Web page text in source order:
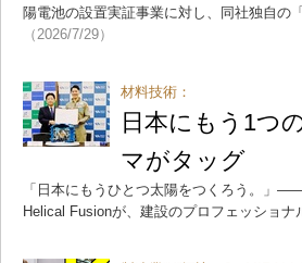
陽電池の設置実証事業に対し、同社独自の
（2026/7/29）
材料技術：
日本にもう1つ
マがタッグ
「日本にもうひとつ太陽をつくろう。」
Helical Fusionが、建設のプロフェッショ